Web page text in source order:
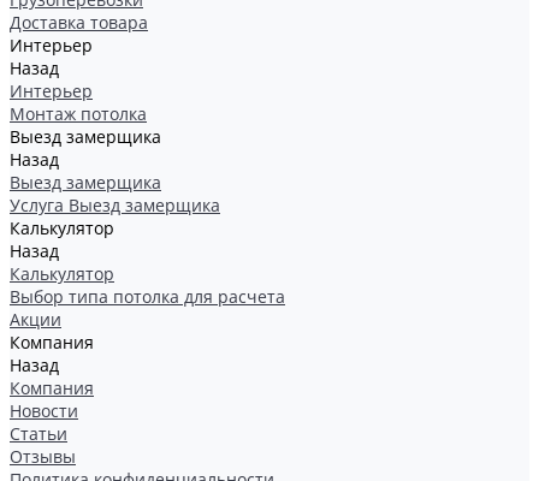
Доставка товара
Интерьер
Назад
Интерьер
Монтаж потолка
Выезд замерщика
Назад
Выезд замерщика
Услуга Выезд замерщика
Калькулятор
Назад
Калькулятор
Выбор типа потолка для расчета
Акции
Компания
Назад
Компания
Новости
Статьи
Отзывы